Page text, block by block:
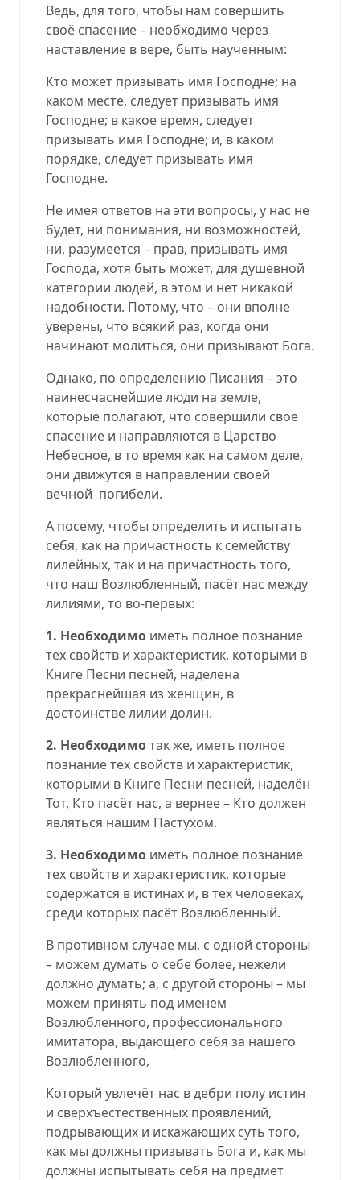
Ведь, для того, чтобы нам совершить
своё спасение – необходимо через
наставление в вере, быть наученным:
Кто может призывать имя Господне; на
каком месте, следует призывать имя
Господне; в какое время, следует
призывать имя Господне; и, в каком
порядке, следует призывать имя
Господне.
Не имея ответов на эти вопросы, у нас не
будет, ни понимания, ни возможностей,
ни, разумеется – прав, призывать имя
Господа, хотя быть может, для душевной
категории людей, в этом и нет никакой
надобности. Потому, что – они вполне
уверены, что всякий раз, когда они
начинают молиться, они призывают Бога.
Однако, по определению Писания – это
наинесчаснейшие люди на земле,
которые полагают, что совершили своё
спасение и направляются в Царство
Небесное, в то время как на самом деле,
они движутся в направлении своей
вечной погибели.
А посему, чтобы определить и испытать
себя, как на причастность к семейству
лилейных, так и на причастность того,
что наш Возлюбленный, пасёт нас между
лилиями, то во-первых:
1. Необходимо иметь полное познание
тех свойств и характеристик, которыми в
Книге Песни песней, наделена
прекраснейшая из женщин, в
достоинстве лилии долин.
2. Необходимотак же, иметь полное
познание тех свойств и характеристик,
которыми в Книге Песни песней, наделён
Тот, Кто пасёт нас, а вернее – Кто должен
являться нашим Пастухом.
3. Необходимо иметь полное познание
тех свойств и характеристик, которые
содержатся в истинах и, в тех человеках,
среди которых пасёт Возлюбленный.
В противном случае мы, с одной стороны
– можем думать о себе более, нежели
должно думать; а, с другой стороны – мы
можем принять под именем
Возлюбленного, профессионального
имитатора, выдающего себя за нашего
Возлюбленного,
Который увлечёт нас в дебри полу истин
и сверхъестественных проявлений,
подрывающих и искажающих суть того,
как мы должны призывать Бога и, как мы
должны испытывать себя на предмет